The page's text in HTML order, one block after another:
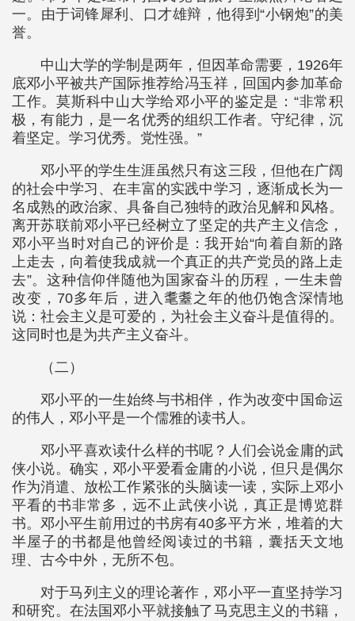
一。由于词锋犀利、口才雄辩，他得到“小钢炮”的美
誉。
中山大学的学制是两年，但因革命需要，1926年
底邓小平被共产国际推荐给冯玉祥，回国内参加革命
工作。莫斯科中山大学给邓小平的鉴定是：“非常积
极，有能力，是一名优秀的组织工作者。守纪律，沉
着坚定。学习优秀。党性强。”
邓小平的学生生涯虽然只有这三段，但他在广阔
的社会中学习、在丰富的实践中学习，逐渐成长为一
名成熟的政治家、具备自己独特的政治见解和风格。
离开苏联前邓小平已经树立了坚定的共产主义信念，
邓小平当时对自己的评价是：我开始“向着自新的路
上走去，向着使我成就一个真正的共产党员的路上走
去”。这种信仰伴随他为国家奋斗的历程，一生未曾
改变，70多年后，进入耄耋之年的他仍饱含深情地
说：社会主义是可爱的，为社会主义奋斗是值得的。
这同时也是为共产主义奋斗。
（二）
邓小平的一生始终与书相伴，作为改变中国命运
的伟人，邓小平是一个儒雅的读书人。
邓小平喜欢读什么样的书呢？人们会说金庸的武
侠小说。确实，邓小平爱看金庸的小说，但只是偶尔
作为消遣、放松工作紧张的头脑读一读，实际上邓小
平看的书非常多，远不止武侠小说，真正是博览群
书。邓小平生前用过的书房有40多平方米，堆着的大
半屋子的书都是他曾经阅读过的书籍，囊括天文地
理、古今中外，无所不包。
对于马列主义的理论著作，邓小平一直坚持学习
和研究。在法国邓小平就接触了马克思主义的书籍，